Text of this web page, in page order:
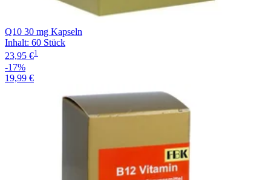
Q10 30 mg Kapseln
Inhalt: 60 Stück
23,95 €1
-17%
19,99 €